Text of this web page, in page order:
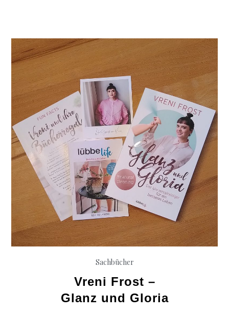
Sachbücher
Vreni Frost –
Glanz und Gloria